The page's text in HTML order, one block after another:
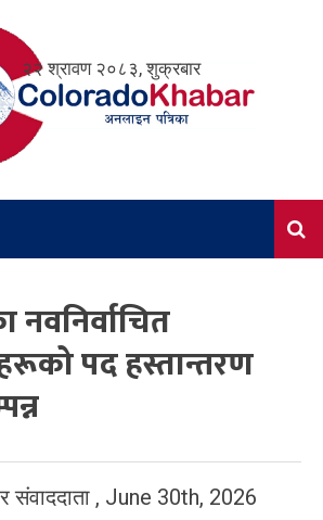
२२ श्रावण २०८३, शुक्रबार
नवनिर्वाचित
पद हस्तान्तरण
संवाददाता , June 30th, 2026